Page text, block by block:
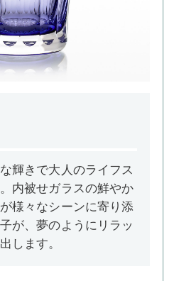
輝きで大人のライフス
内被せガラスの鮮やか
様々なシーンに寄り添
が、夢のようにリラッ
します。